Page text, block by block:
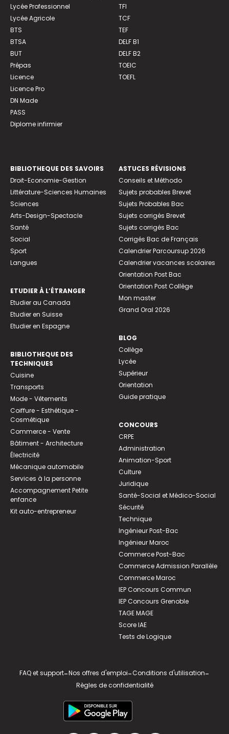
Lycée Professionnel
Lycée Agricole
BTS
BTSA
BUT
Prépas
Licence
Licence Pro
DN Made
PASS
Diplome infirmier
TFI
TCF
TEF
DELF B1
DELF B2
TOEIC
TOEFL
BIBLIOTHEQUE DES SAVOIRS
Droit-Economie-Gestion
Littérature-Sciences Humaines
Sciences
Arts-Design-Spectacle
Santé
Social
Sport
Langues
ETUDIER À L’ÉTRANGER
Etudier au Canada
Etudier en Suisse
Etudier en Espagne
BIBLIOTHEQUE DES
TECHNIQUES
Cuisine
Transports
Mode - Vêtements
Coiffure - Esthétique -
Cosmétique
Commerce - Vente
Bâtiment - Architecture
Électricité
Mécanique automobile
Services à la personne
Accompagnement Petite
enfance
Kit auto-entrepreneur
ASTUCES RÉVISIONS
Conseils et Méthodo
Sujets probables Brevet
Sujets Probables Bac
Sujets corrigés Brevet
Sujets corrigés Bac
Corrigés Bac de Français
Calendrier Parcoursup 2026
Calendrier vacances scolaires
Orientation Post Bac
Orientation Post Collège
Mon master
Grand Oral 2026
BLOG
Collège
Lycée
Supérieur
Orientation
Guide pratique
CONCOURS
CRPE
Administration
Animation-Sport
Culture
Juridique
Santé-Social et Médico-Social
Sécurité
Technique
Ingénieur Post-Bac
Ingénieur Maroc
Commerce Post-Bac
Commerce Admission Parallèle
Commerce Maroc
IEP Concours Commun
IEP Concours Grenoble
TAGE MAGE
Score IAE
Tests de Logique
FAQ et support-Nos offres d'emploi-Conditions d'utilisation-
Règles de confidentialité